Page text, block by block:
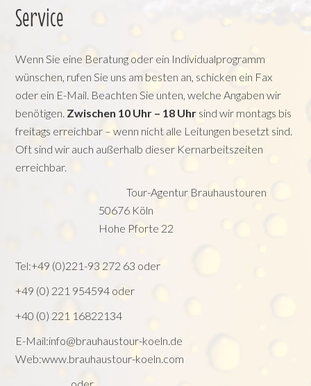
Service
Wenn Sie eine Beratung oder ein Individualprogramm
wünschen, rufen Sie uns am besten an, schicken ein Fax
oder ein E-Mail. Beachten Sie unten, welche Angaben wir
benötigen. Zwischen 10 Uhr – 18 Uhr sind wir montags bis
freitags erreichbar – wenn nicht alle Leitungen besetzt sind.
Oft sind wir auch außerhalb dieser Kernarbeitszeiten
erreichbar.
Tour-Agentur Brauhaustouren
50676 Köln
Hohe Pforte 22
Tel:+49 (0)221-93 272 63 oder
+49 (0) 221 954594 oder
+40 (0) 221 16822134
E-Mail:info@brauhaustour-koeln.de
Web:www.brauhaustour-koeln.com